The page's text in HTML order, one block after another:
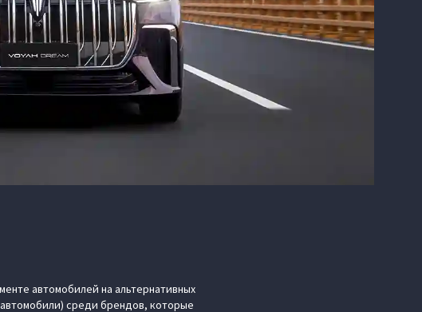
автомобилей на альтернативных
автомобили) среди брендов, которые